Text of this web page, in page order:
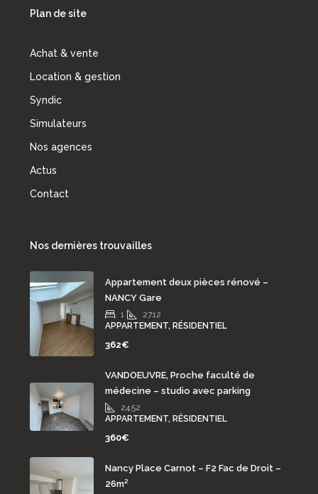
Plan de site
Achat & vente
Location & gestion
Syndic
Simulateurs
Nos agences
Actus
Contact
Nos dernières trouvailles
Appartement deux pièces rénové –
NANCY Gare
1
27.12
APPARTEMENT, RÉSIDENTIEL
362€
VANDOEUVRE, Proche faculté de
médecine – studio avec parking
24.52
APPARTEMENT, RÉSIDENTIEL
360€
Nancy Place Carnot – F2 Fac de Droit –
26m²